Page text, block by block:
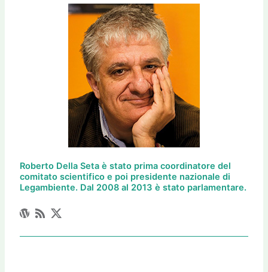
Roberto Della Seta è stato prima coordinatore del
comitato scientifico e poi presidente nazionale di
Legambiente. Dal 2008 al 2013 è stato parlamentare.